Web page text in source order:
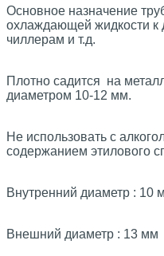
Основное назначение
охлаждающей жидкости к
чиллерам и т.д.
Плотно садится на
диаметром 10-12 мм.
Не использовать с
содержанием этилового
Внутренний диаметр : 10
Внешний диаметр : 13 мм